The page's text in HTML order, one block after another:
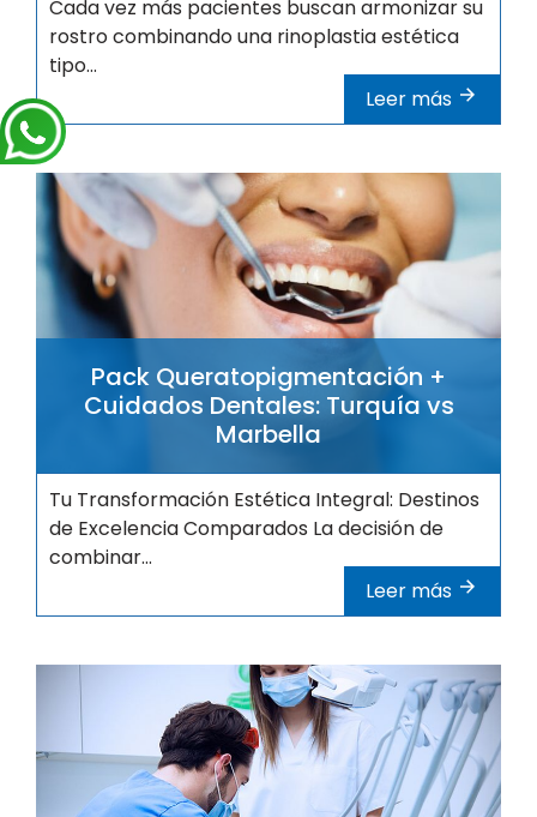
Cada vez más pacientes buscan armonizar su
rostro combinando una rinoplastia estética
tipo...
Leer más
Pack Queratopigmentación +
Cuidados Dentales: Turquía vs
Marbella
Tu Transformación Estética Integral: Destinos
de Excelencia Comparados La decisión de
combinar...
Leer más